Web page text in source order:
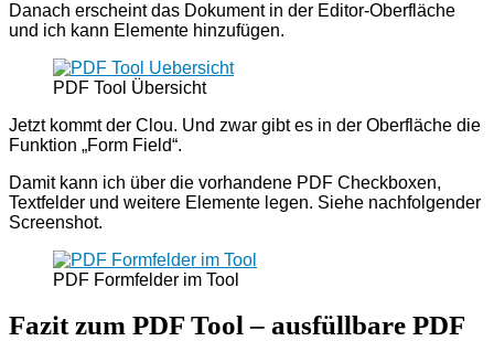
Danach erscheint das Dokument in der Editor-Oberfläche
und ich kann Elemente hinzufügen.
PDF Tool Übersicht
Jetzt kommt der Clou. Und zwar gibt es in der Oberfläche die
Funktion „Form Field“.
Damit kann ich über die vorhandene PDF Checkboxen,
Textfelder und weitere Elemente legen. Siehe nachfolgender
Screenshot.
PDF Formfelder im Tool
Fazit zum PDF Tool – ausfüllbare PDF